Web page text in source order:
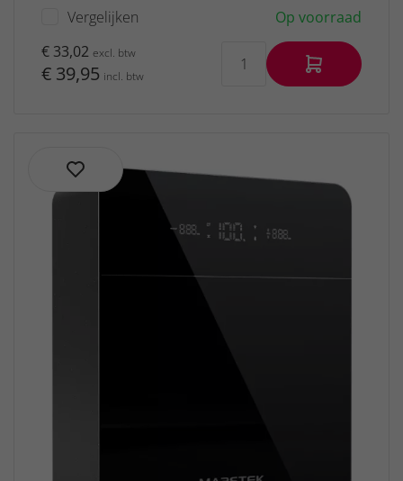
Vergelijken
Op voorraad
€ 33,02 excl. btw
€ 39,95 incl. btw